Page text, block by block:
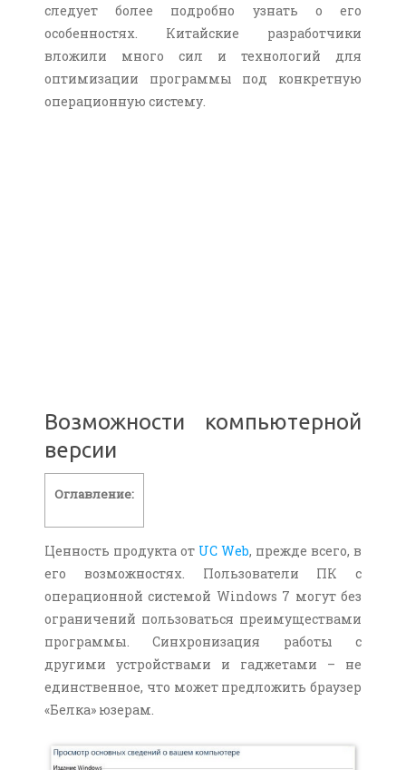
следует более подробно узнать о его
особенностях. Китайские разработчики
вложили много сил и технологий для
оптимизации программы под конкретную
операционную систему.
Возможности компьютерной
версии
Оглавление:
Ценность продукта от UC Web, прежде всего, в
его возможностях. Пользователи ПК с
операционной системой Windows 7 могут без
ограничений пользоваться преимуществами
программы. Синхронизация работы с
другими устройствами и гаджетами – не
единственное, что может предложить браузер
«Белка» юзерам.